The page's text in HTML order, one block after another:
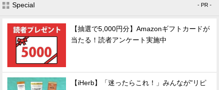
Special - PR -
【抽選で5,000円分】Amazonギフトカードが
当たる！読者アンケート実施中
【iHerb】「迷ったらこれ！」みんなが"リピ